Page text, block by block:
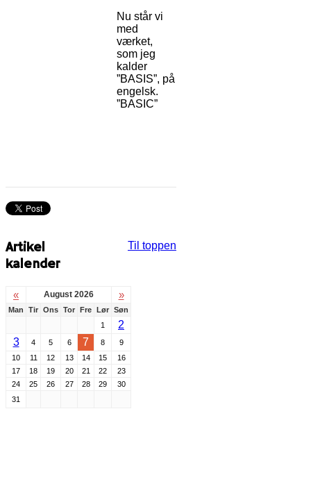
Nu står vi
med
værket,
som jeg
kalder
”BASIS”, på
engelsk.
”BASIC”
Til toppen
Artikel
kalender
« August 2026 »
Man Tir Ons Tor Fre Lør Søn
1
2
3
4 5 6 7 8
9
10
11 12 13 14 15
16
17
18 19 20 21 22
23
24
25 26 27 28 29
30
31